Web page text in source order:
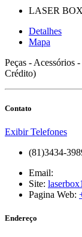
LASER
Detalhes
Mapa
Peças - Acessórios
Crédito)
Contato
Exibir Telefones
(81)3434-
Email:
Site:
Pagina Web:
Endereço